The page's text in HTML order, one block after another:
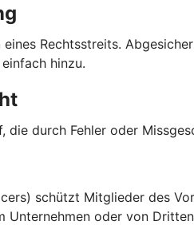
Rechtsstreits.
hinzu.
die durch Fehler oder
schützt Mitglieder des
Unternehmen oder von